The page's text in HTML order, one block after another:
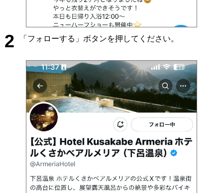
2 「フォローする」ボタンを押してください。